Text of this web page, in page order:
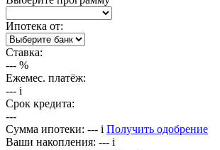
Ипотека от:
Ставка:
--- %
Ежемес. платёж:
--- i
Срок кредита:
---
Сумма ипотеки: --- i Получить одобрение
Ваши накопления: --- i